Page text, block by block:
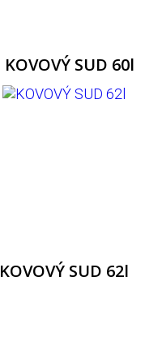
KOVOVÝ SUD 60l
KOVOVÝ SUD 62l